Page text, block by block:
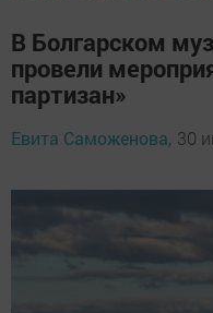
В Болгарском
провели
партизан»
Евита Саможенова, 30